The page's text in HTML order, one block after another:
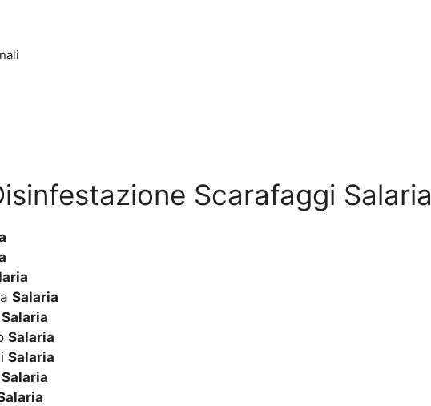
Scarafaggi Salaria
Salaria
Salaria
Salaria
Salaria
Salaria